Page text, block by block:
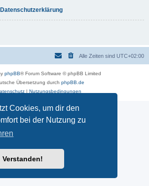
Cookies, um dir den
bei der Nutzung zu
Verstanden!
Datenschutzerklärung
Alle Zeiten sind UTC+02:00
phpBB® Forum Software © phpBB Limited
Übersetzung durch phpBB.de
| Nutzungsbedingungen